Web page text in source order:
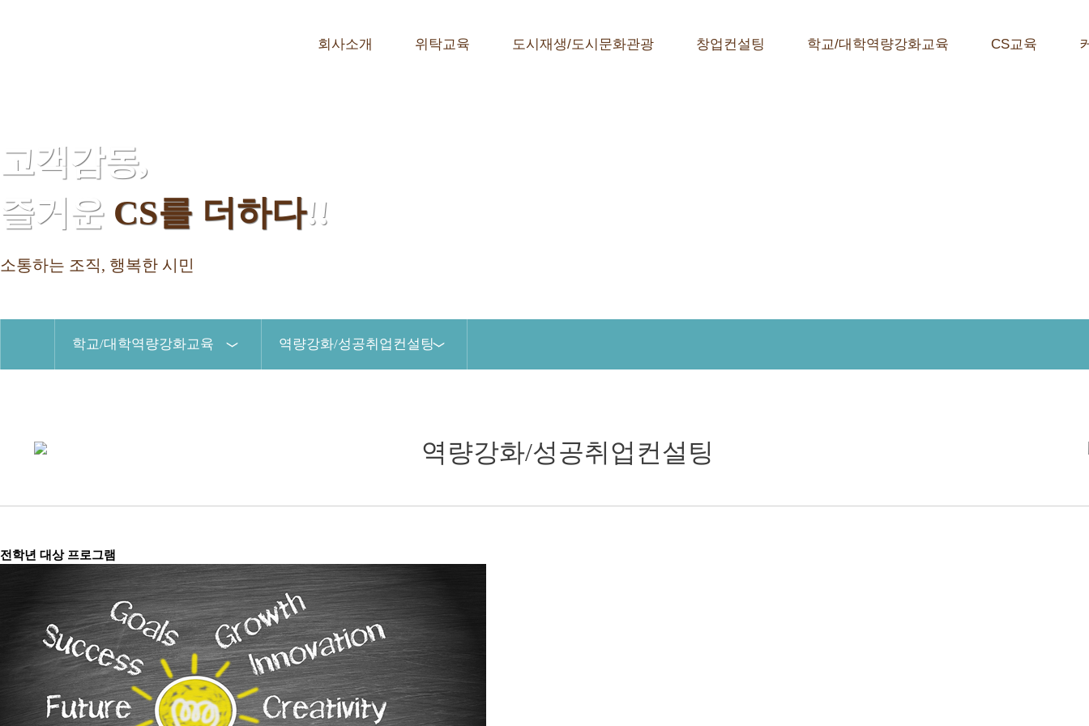
회사소개 위탁교육 도시재생/도시문화관광 창업컨설팅 학교/대학역량강화교육 CS교육
고객감동,
즐거운 CS를 더하다!!
소통하는 조직, 행복한 시민
HOME
학교/대학역량강화교육 역량강화/성공취업컨설팅
역량강화/성공취업컨설팅
전학년 대상 프로그램